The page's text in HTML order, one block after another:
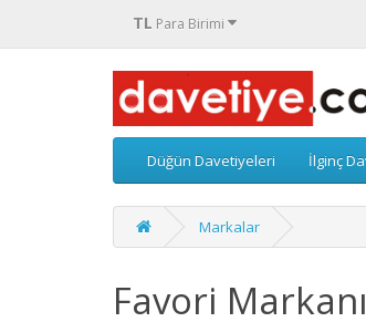
TL Para Birimi
Düğün Davetiyeleri İlginç
Markalar
Favori